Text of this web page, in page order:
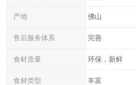
产地 佛山
售后服务体系 完善
食材质量 环保，新鲜
食材类型 丰富